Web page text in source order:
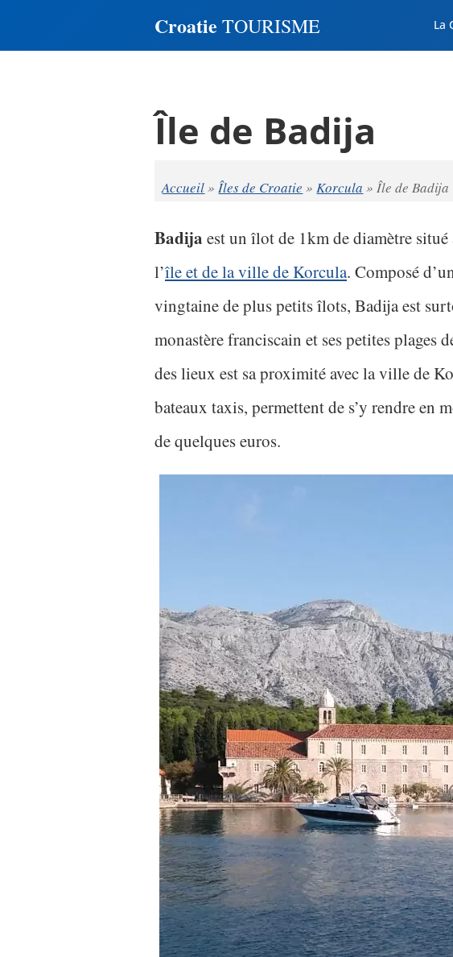
Croatie TOURISME La
Île de Badija
Accueil»Îles de Croatie »Korcula »Île de Badija
Badija est un îlot de 1km de diamètre
l’île et de la ville de Korcula. Composé
vingtaine de plus petits îlots, Badija est
monastère franciscain et ses petites plages
des lieux est sa proximité avec la ville de
bateaux taxis, permettent de s’y rendre en
de quelques euros.